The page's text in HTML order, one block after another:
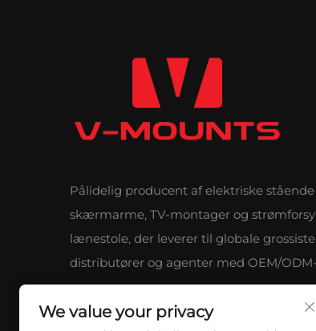
Pålidelig producent af elektriske
skærmarme, TV-montager og
lænestole, der leverer til globale
distributører og agenter med OEM/
We value your privacy